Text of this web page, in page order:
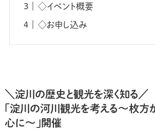
◇イベント概要
◇お申し込み
＼淀川の歴史と観光を深く知る／
「淀川の河川観光を考える～枚方
心に～」開催